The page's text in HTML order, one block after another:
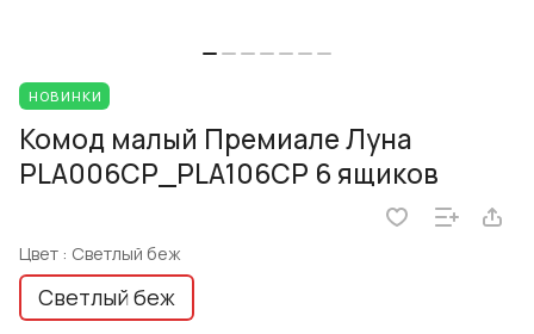
НОВИНКИ
Комод малый Премиале Луна
PLA006CP_PLA106CP 6 ящиков
Цвет : Светлый беж
Светлый беж